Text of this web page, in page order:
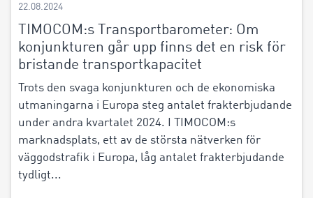
22.08.2024
TIMOCOM:s Transportbarometer: Om
konjunkturen går upp finns det en risk för
bristande transportkapacitet
Trots den svaga konjunkturen och de ekonomiska
utmaningarna i Europa steg antalet frakterbjudande
under andra kvartalet 2024. I TIMOCOM:s
marknadsplats, ett av de största nätverken för
väggodstrafik i Europa, låg antalet frakterbjudande
tydligt...